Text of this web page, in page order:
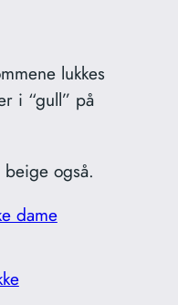
lukkes
i “gull” på
også.
dame